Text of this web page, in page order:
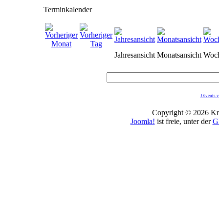
Terminkalender
Jahresansicht Monatsansicht
JEvents
Copyright © 2026
Joomla! ist freie, unter der